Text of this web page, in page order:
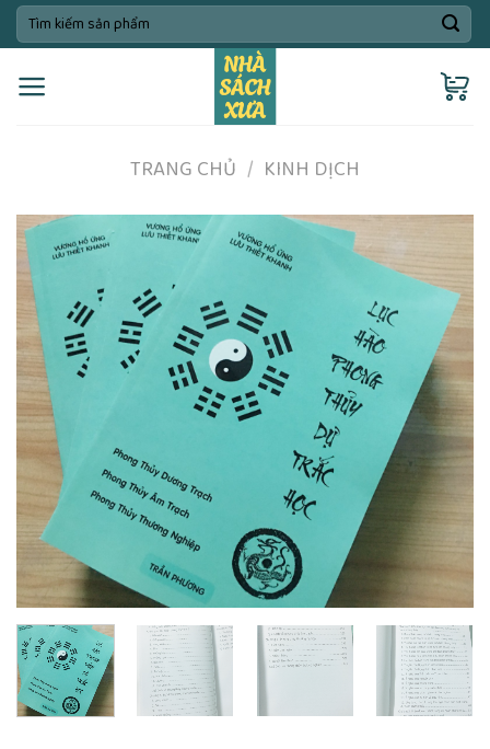
Skip
to
content
Tìm
kiếm:
TRANG CHỦ / KINH DỊCH